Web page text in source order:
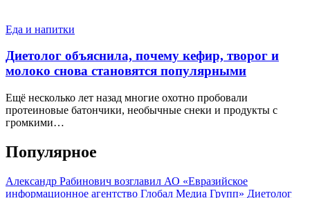
Еда и напитки
Диетолог объяснила, почему кефир, творог и
молоко снова становятся популярными
Ещё несколько лет назад многие охотно пробовали
протеиновые батончики, необычные снеки и продукты с
громкими…
Популярное
Александр Рабинович возглавил АО «Евразийское
информационное агентство Глобал Медиа Групп» Диетолог